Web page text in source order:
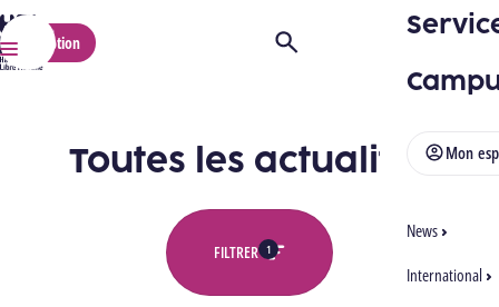
HELMo
Menu
Mon
News
International
Inscription Ouvrir/Fermer la recherche
Toutes les actualités
FILTRER 1